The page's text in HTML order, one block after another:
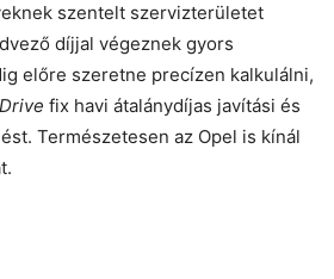
szentelt szervizterületet
díjjal végeznek gyors
előre szeretne precízen kalkulálni,
fix havi átalánydíjas javítási és
Természetesen az Opel is kínál